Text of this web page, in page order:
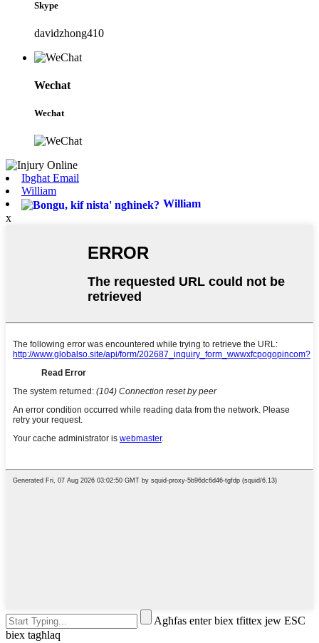
Skype
davidzhong410
Wechat
Wechat
Ibgħat Email
William
William
x
Agħfas enter biex tfittex jew ESC
biex tagħlaq